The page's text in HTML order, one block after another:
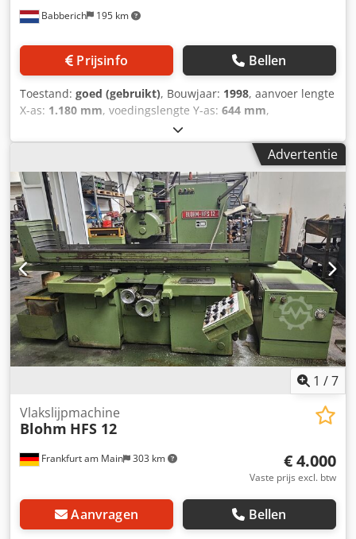
Babberich 195 km
Prijsinfo Bellen
Toestand: goed (gebruikt), Bouwjaar: 1998, aanvoer lengte
X-as: 1.180 mm, voedingslengte Y-as: 644 mm,
480 mm, tafel lengte:
tafelbelasting:1.000 kg, tafelbreedte:595 mm, vermogen:
, Verplaatsing X - as: 1180mm
Verplaatsing Y - as:644mm Verplaatsing Z - as:480mm
Tafellengte: 1000mm Tafelbreedte: 595mm Crsdpfx Anjwrx
Scovjf Tafelbelasting: 1000 KG Voeding X-as:
30000mm/min. Voeding Z-as: 30000mm/min. Vermogen
kW: 15kW Lengte: 4800mm Breedte: 2500mm Hoogte:
2700mm Gewicht: 8000kg
Advertentie
1 /7
Frankfurt am Main 303 km
Vlakslijpmachine
Blohm HFS 12
€ 4.000
Vaste prijs excl. btw
Aanvragen Bellen